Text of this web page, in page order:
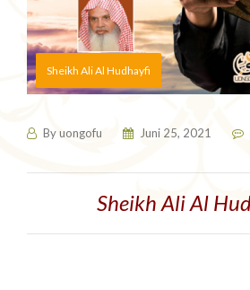
Sheikh Ali Al Hudhayfi
Byuongofu Juni 25, 2021
Sheikh Ali Al